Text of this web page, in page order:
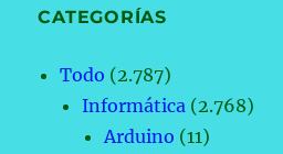
CATEGORÍAS
Todo (2.787)
Informática (2.768)
Arduino (11)